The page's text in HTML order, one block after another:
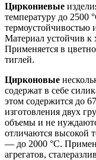
Циркониевые
температуру до 2500
термоустойчивостью
Материал устойчив
Применяется в
тиглей.
Цирконовые
содержат в себе
этом содержится до
изготовления двух
объемы и не
отличаются высокой
— до 2000 °С.
агрегатов,